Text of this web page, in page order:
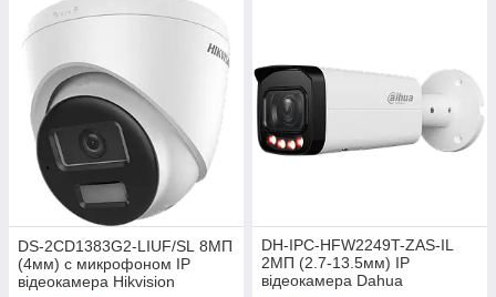
DS-2CD1383G2-LIUF/SL 8МП
(4мм) с микрофоном IP
відеокамера Hikvision
DH-IPC-HFW2249T-ZAS-IL
2МП (2.7-13.5мм) IP
відеокамера Dahua